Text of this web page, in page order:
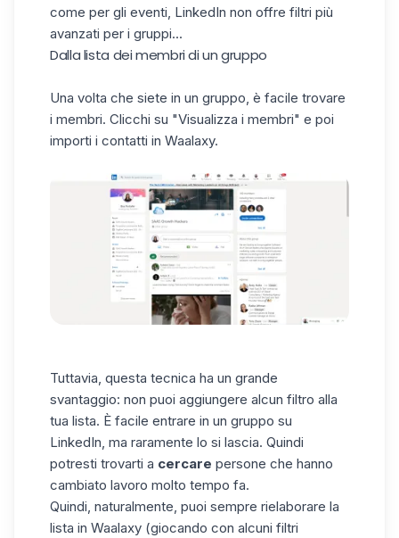
come per gli eventi, LinkedIn non offre filtri più
avanzati per i gruppi...
Dalla lista dei membri di un gruppo
Una volta che siete in un gruppo, è facile trovare
i membri. Clicchi su "Visualizza i membri" e poi
importi i contatti in Waalaxy.
Tuttavia, questa tecnica ha un grande
svantaggio: non puoi aggiungere alcun filtro alla
tua lista. È facile entrare in un gruppo su
LinkedIn, ma raramente lo si lascia. Quindi
potresti trovarti a cercare persone che hanno
cambiato lavoro molto tempo fa.
Quindi, naturalmente, puoi sempre rielaborare la
lista in Waalaxy (giocando con alcuni filtri